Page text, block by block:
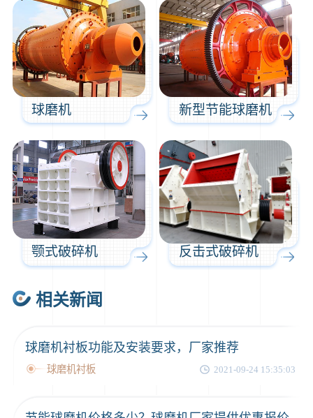
2分钟前 王先生留言：建一条石料破碎生产线，规模300吨/小时，提供设备选型和报价。
5分钟前 陈先生留言：每小时100吨建筑垃圾粉碎机？推荐用什么型号？
球磨机 新型节能球磨机
颚式破碎机 反击式破碎机
相关新闻
球磨机衬板功能及安装要求，厂家推荐
球磨机衬板 2021-09-24 15:35:03